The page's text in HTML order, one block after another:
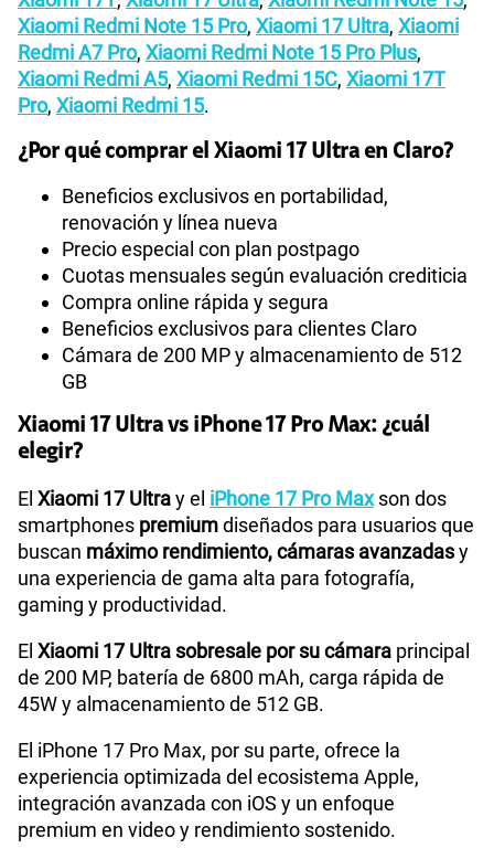
Xiaomi Redmi Note 15 Pro, Xiaomi 17 Ultra, Xiaomi
Redmi A7 Pro, Xiaomi Redmi Note 15 Pro Plus,
Xiaomi Redmi A5, Xiaomi Redmi 15C, Xiaomi 17T
Pro, Xiaomi Redmi 15.
¿Por qué comprar el Xiaomi 17 Ultra en Claro?
Beneficios exclusivos en portabilidad,
renovación y línea nueva
Precio especial con plan postpago
Cuotas mensuales según evaluación crediticia
Compra online rápida y segura
Beneficios exclusivos para clientes Claro
Cámara de 200 MP y almacenamiento de 512
GB
Xiaomi 17 Ultra vs iPhone 17 Pro Max: ¿cuál
elegir?
El Xiaomi 17 Ultray el iPhone 17 Pro Maxson dos
smartphones premiumdiseñados para usuarios que
buscan máximo rendimiento, cámaras avanzadasy
una experiencia de gama alta para fotografía,
gaming y productividad.
El Xiaomi 17 Ultra sobresale por su cámara principal
de 200 MP, batería de 6800 mAh, carga rápida de
45W y almacenamiento de 512 GB.
El iPhone 17 Pro Max, por su parte, ofrece la
experiencia optimizada del ecosistema Apple,
integración avanzada con iOS y un enfoque
premium en video y rendimiento sostenido.